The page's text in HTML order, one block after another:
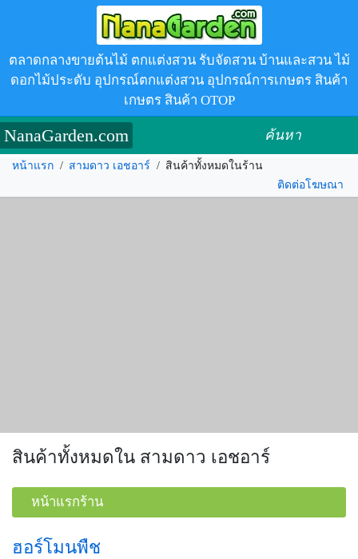
ตลาดกลางขายต้นไม้ ตกแต่งสวน รับจัดสวน บ้านและสวน ไม้
ดอกไม้ประดับ อุปกรณ์ตกแต่งสวน อุปกรณ์การเกษตร สินค้า
เกษตร สินค้า OTOP
NanaGarden.com ค้นหา
หน้าแรก / สามดาว เอชอาร์ / สินค้าทั้งหมดในร้าน
ติดต่อโฆษณา
สินค้าทั้งหมดใน สามดาว เอชอาร์
หน้าแรกร้าน
ฮอร์โมนพืช